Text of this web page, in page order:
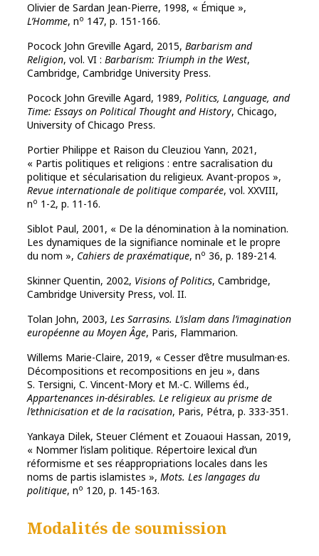
Olivier de Sardan Jean-Pierre, 1998, « Émique »,
L’Homme, no 147, p. 151-166.
Pocock John Greville Agard, 2015, Barbarism and
Religion, vol. VI : Barbarism: Triumph in the West,
Cambridge, Cambridge University Press.
Pocock John Greville Agard, 1989, Politics, Language, and
Time: Essays on Political Thought and History, Chicago,
University of Chicago Press.
Portier Philippe et Raison du Cleuziou Yann, 2021,
« Partis politiques et religions : entre sacralisation du
politique et sécularisation du religieux. Avant-propos »,
Revue internationale de politique comparée, vol. XXVIII,
no 1-2, p. 11-16.
Siblot Paul, 2001, « De la dénomination à la nomination.
Les dynamiques de la signifiance nominale et le propre
du nom », Cahiers de praxématique, no 36, p. 189-214.
Skinner Quentin, 2002, Visions of Politics, Cambridge,
Cambridge University Press, vol. II.
Tolan John, 2003, Les Sarrasins. L’islam dans l’imagination
européenne au Moyen Âge, Paris, Flammarion.
Willems Marie-Claire, 2019, « Cesser d’être musulman·es.
Décompositions et recompositions en jeu », dans
S. Tersigni, C. Vincent-Mory et M.-C. Willems éd.,
Appartenances in-désirables. Le religieux au prisme de
l’ethnicisation et de la racisation, Paris, Pétra, p. 333-351.
Yankaya Dilek, Steuer Clément et Zouaoui Hassan, 2019,
« Nommer l’islam politique. Répertoire lexical d’un
réformisme et ses réappropriations locales dans les
noms de partis islamistes », Mots. Les langages du
politique, no 120, p. 145-163.
Modalités de soumission